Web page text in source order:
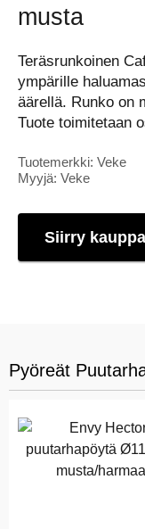
musta
Teräsrunkoinen
ympärille
äärellä. Runko on
Tuote toimitetaan
Tuotemerkki: Veke
Myyjä: Veke
Siirry
Pyöreät